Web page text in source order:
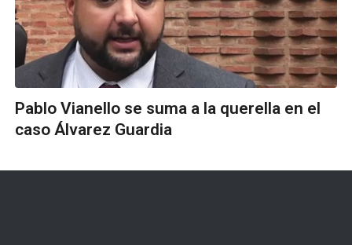
Pablo Vianello se suma a la querella en el
caso Álvarez Guardia